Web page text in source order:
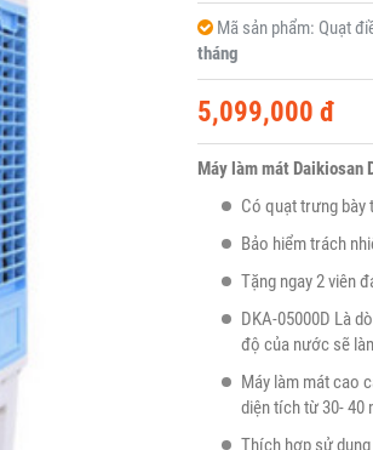
Mã sản phẩm: Quạt
tháng
5,099,000 đ
Máy làm mát Daikiosan
Có quạt trưng bày
Bảo hiểm trách
Tặng ngay 2 viên
DKA-05000D Là
độ của nước sẽ
Máy làm mát cao
diện tích từ 30- 40
Thích hợp sử